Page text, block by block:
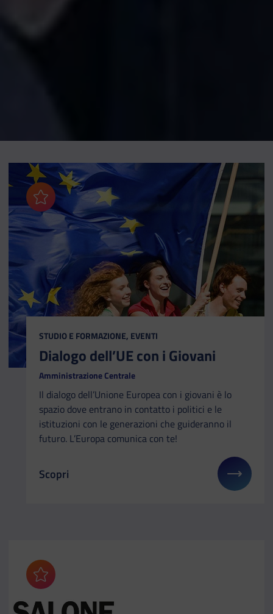
Aggiungi ai preferiti
CATEGORIA:
STUDIO E FORMAZIONE, EVENTI
Dialogo dell’UE con i Giovani
Amministrazione Centrale
Il dialogo dell’Unione Europea con i giovani è lo
spazio dove entrano in contatto i politici e le
istituzioni con le generazioni che guideranno il
futuro. L’Europa comunica con te!
Il link ti porterà ad avere maggiori dettagli su:
Scopri
Aggiungi ai preferiti